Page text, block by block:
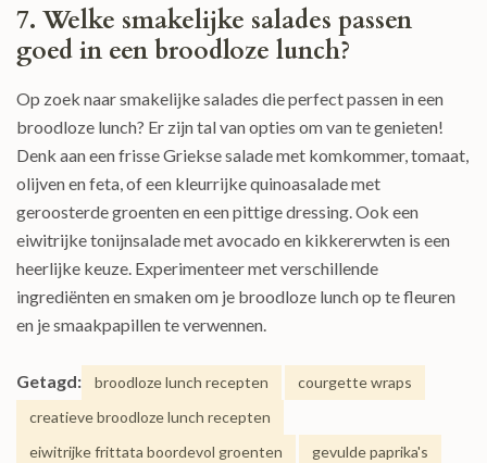
7. Welke smakelijke salades passen
goed in een broodloze lunch?
Op zoek naar smakelijke salades die perfect passen in een
broodloze lunch? Er zijn tal van opties om van te genieten!
Denk aan een frisse Griekse salade met komkommer, tomaat,
olijven en feta, of een kleurrijke quinoasalade met
geroosterde groenten en een pittige dressing. Ook een
eiwitrijke tonijnsalade met avocado en kikkererwten is een
heerlijke keuze. Experimenteer met verschillende
ingrediënten en smaken om je broodloze lunch op te fleuren
en je smaakpapillen te verwennen.
Getagd: broodloze lunch recepten
courgette wraps
creatieve broodloze lunch recepten
eiwitrijke frittata boordevol groenten
gevulde paprika's